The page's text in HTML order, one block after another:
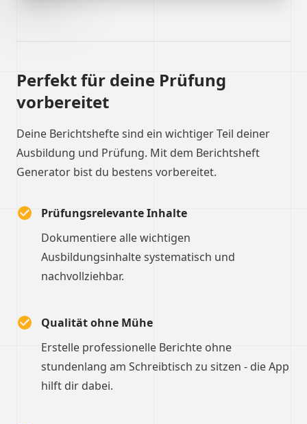
Perfekt für deine Prüfung
vorbereitet
Deine Berichtshefte sind ein wichtiger Teil deiner
Ausbildung und Prüfung. Mit dem Berichtsheft
Generator bist du bestens vorbereitet.
Prüfungsrelevante Inhalte
Dokumentiere alle wichtigen
Ausbildungsinhalte systematisch und
nachvollziehbar.
Qualität ohne Mühe
Erstelle professionelle Berichte ohne
stundenlang am Schreibtisch zu sitzen - die App
hilft dir dabei.